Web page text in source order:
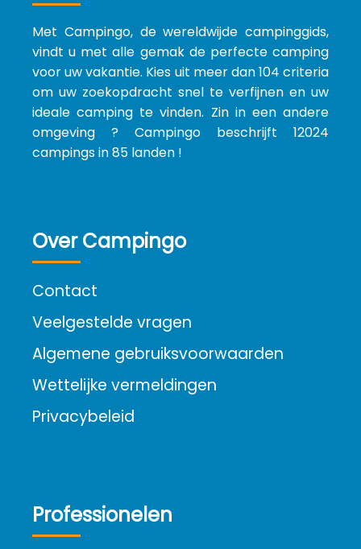
Met Campingo, de wereldwijde campinggids,
vindt u met alle gemak de perfecte camping
voor uw vakantie. Kies uit meer dan 104 criteria
om uw zoekopdracht snel te verfijnen en uw
ideale camping te vinden. Zin in een andere
omgeving ? Campingo beschrijft 12024
campings in 85 landen !
Over Campingo
Contact
Veelgestelde vragen
Algemene gebruiksvoorwaarden
Wettelijke vermeldingen
Privacybeleid
Professionelen